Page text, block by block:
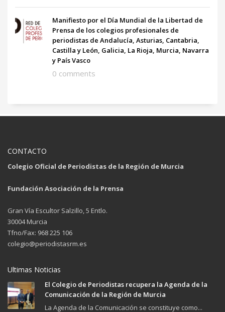
Manifiesto por el Día Mundial de la Libertad de
Prensa de los colegios profesionales de
periodistas de Andalucía, Asturias, Cantabria,
Castilla y León, Galicia, La Rioja, Murcia, Navarra
y País Vasco
0 comments
CONTACTO
Colegio Oficial de Periodistas de la Región de Murcia
Fundación Asociación de la Prensa
Gran Vía Escultor Salzillo, 5 Entlo.
30004 Murcia
Tfno/Fax: 968 225 106
colegio@periodistasrm.es
Ultimas Noticias
El Colegio de Periodistas recupera la Agenda de la
Comunicación de la Región de Murcia
La Agenda de la Comunicación se constituye como...